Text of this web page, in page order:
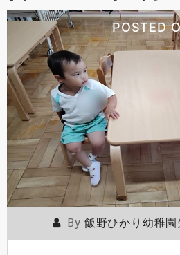
POSTED
By 飯野ひかり幼稚園